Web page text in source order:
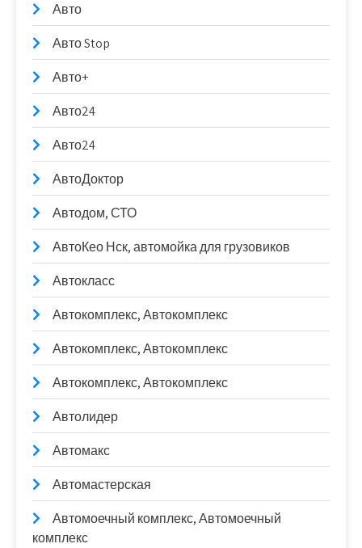
Авто
Авто Stop
Авто+
Авто24
Авто24
АвтоДоктор
Автодом, СТО
АвтоКео Нск, автомойка для грузовиков
Автокласс
Автокомплекс, Автокомплекс
Автокомплекс, Автокомплекс
Автокомплекс, Автокомплекс
Автолидер
Автомакс
Автомастерская
Автомоечный комплекс, Автомоечный
комплекс